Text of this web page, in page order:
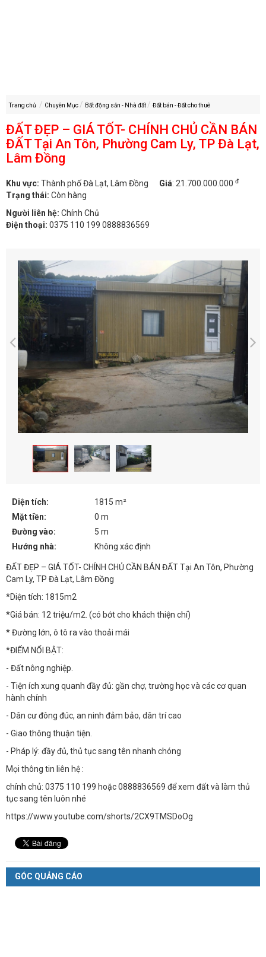
Trang chủ Chuyên Mục Bất động sản - Nhà đất Đất bán - Đất cho thuê
ĐẤT ĐẸP – GIÁ TỐT- CHÍNH CHỦ CẦN BÁN
ĐẤT Tại An Tôn, Phường Cam Ly, TP Đà Lạt,
Lâm Đồng
Khu vực: Thành phố Đà Lạt, Lâm Đồng Giá: 21.700.000.000 đ
Trạng thái: Còn hàng
Người liên hệ: Chính Chủ
Điện thoại: 0375 110 199 0888836569
Diện tích:
1815 m²
Mặt tiền:
0 m
Đường vào:
5 m
Hướng nhà:
Không xác định
ĐẤT ĐẸP – GIÁ TỐT- CHÍNH CHỦ CẦN BÁN ĐẤT Tại An Tôn, Phường
Cam Ly, TP Đà Lạt, Lâm Đồng
*Diện tích: 1815m2
*Giá bán: 12 triệu/m2. (có bớt cho khách thiện chí)
* Đường lớn, ô tô ra vào thoải mái
*ĐIỂM NỔI BẬT:
- Đất nông nghiệp.
- Tiện ích xung quanh đầy đủ: gần chợ, trường học và các cơ quan
hành chính
- Dân cư đông đúc, an ninh đảm bảo, dân trí cao
- Giao thông thuận tiện.
- Pháp lý: đầy đủ, thủ tục sang tên nhanh chóng
Mọi thông tin liên hệ :
chính chủ: 0375 110 199 hoặc 0888836569 để xem đất và làm thủ
tục sang tên luôn nhé
https://www.youtube.com/shorts/2CX9TMSDoOg
GÓC QUẢNG CÁO